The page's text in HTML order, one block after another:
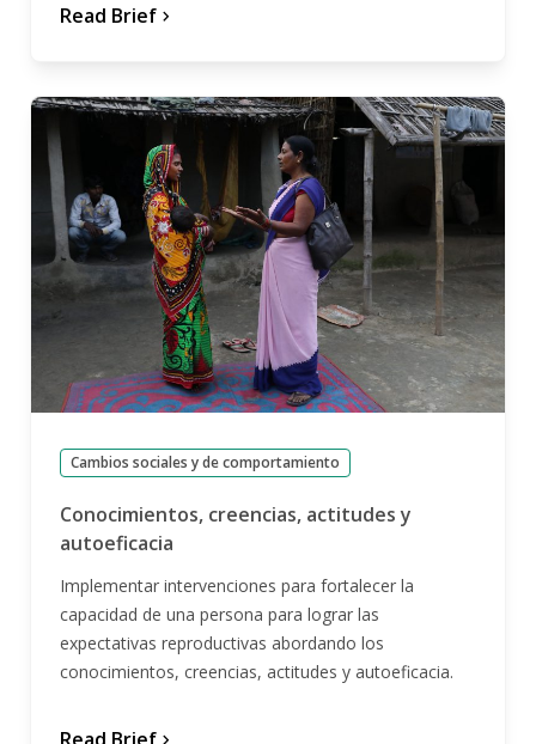
Read Brief chevron_forward
Cambios sociales y de comportamiento
Conocimientos, creencias, actitudes y
autoeficacia
Implementar intervenciones para fortalecer la
capacidad de una persona para lograr las
expectativas reproductivas abordando los
conocimientos, creencias, actitudes y autoeficacia.